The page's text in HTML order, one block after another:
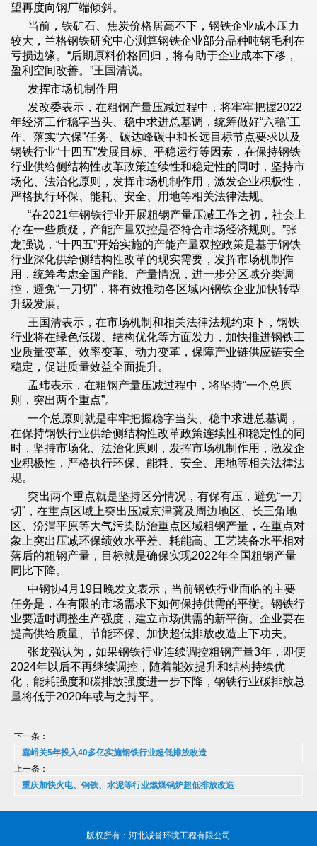
望再度向钢厂端倾斜。
当前，铁矿石、焦炭价格居高不下，钢铁企业成本压力
较大，兰格钢铁研究中心测算钢铁企业部分品种吨钢毛利在
亏损边缘。“后期原料价格回归，将有助于企业成本下移，
盈利空间改善。”王国清说。
发挥市场机制作用
发改委表示，在粗钢产量压减过程中，将牢牢把握2022
年经济工作稳字当头、稳中求进总基调，统筹做好“六稳”工
作、落实“六保”任务、碳达峰碳中和长远目标节点要求以及
钢铁行业“十四五”发展目标、平稳运行等因素，在保持钢铁
行业供给侧结构性改革政策连续性和稳定性的同时，坚持市
场化、法治化原则，发挥市场机制作用，激发企业积极性，
严格执行环保、能耗、安全、用地等相关法律法规。
“在2021年钢铁行业开展粗钢产量压减工作之初，社会上
存在一些质疑，产能产量双控是否符合市场经济规则。”张
龙强说，“十四五”开始实施的产能产量双控政策是基于钢铁
行业深化供给侧结构性改革的现实需要，发挥市场机制作
用，统筹考虑全国产能、产量情况，进一步分区域分类调
控，避免“一刀切”，将有效推动各区域内钢铁企业加快转型
升级发展。
王国清表示，在市场机制和相关法律法规约束下，钢铁
行业将在绿色低碳、结构优化等方面发力，加快推进钢铁工
业质量变革、效率变革、动力变革，保障产业链供应链安全
稳定，促进质量效益全面提升。
孟玮表示，在粗钢产量压减过程中，将坚持“一个总原
则，突出两个重点”。
一个总原则就是牢牢把握稳字当头、稳中求进总基调，
在保持钢铁行业供给侧结构性改革政策连续性和稳定性的同
时，坚持市场化、法治化原则，发挥市场机制作用，激发企
业积极性，严格执行环保、能耗、安全、用地等相关法律法
规。
突出两个重点就是坚持区分情况，有保有压，避免“一刀
切”，在重点区域上突出压减京津冀及周边地区、长三角地
区、汾渭平原等大气污染防治重点区域粗钢产量，在重点对
象上突出压减环保绩效水平差、耗能高、工艺装备水平相对
落后的粗钢产量，目标就是确保实现2022年全国粗钢产量
同比下降。
中钢协4月19日晚发文表示，当前钢铁行业面临的主要
任务是，在有限的市场需求下如何保持供需的平衡。钢铁行
业要适时调整生产强度，建立市场供需的新平衡。企业要在
提高供给质量、节能环保、加快超低排放改造上下功夫。
张龙强认为，如果钢铁行业连续调控粗钢产量3年，即便
2024年以后不再继续调控，随着能效提升和结构持续优
化，能耗强度和碳排放强度进一步下降，钢铁行业碳排放总
量将低于2020年或与之持平。
下一条：
嘉峪关5年投入40多亿实施钢铁行业超低排放改造
上一条：
重庆加快火电、钢铁、水泥等行业燃煤锅炉超低排放改造
版权所有：河北诚誉环境工程有限公司